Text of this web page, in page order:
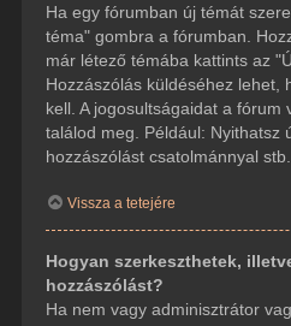
Ha egy fórumban új témát
téma" gombra a fórumban.
már létező témába kattints az
Hozzászólás küldéséhez lehet,
kell. A jogosultságaidat a fórum
találod meg. Például: Nyithatsz
hozzászólást csatolmánnyal stb.
Vissza a tetejére
Hogyan szerkeszthetek,
hozzászólást?
Ha nem vagy adminisztrátor